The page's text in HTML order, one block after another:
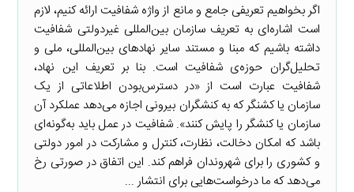
اگر بخواهیم تعریفی جامع و مانع از واژه شفافیت ارائه کنیم، لازم
است اشاره‌ای به تعریف سازمان بین‌المللی غیردولتی شفافیت
داشته باشیم که مبنا و مستند سایر نهادهای بین‌المللی، ملی و
تحلیل‌گران حوزه‌ی شفافیت است. بنا بر تعریف این نهاد،
شفافیت عبارت است از «در دسترس‌بودن اطلاعاتی از یک
سازمان یا کشنگر که به کنشگران بیرونی اجازه می‌دهد عملکرد آن
سازمان یا کنشگر را پایش کنند». شفافیت در عمل باید به‌گونه‌ای
باشد که امکان دخالت، نظارت، کنترل و مشارکت در امور دولتی
و کشوری را برای شهروندان فراهم کند. این اتفاق در صورتی رخ
می‌دهد که ما درخواست‌هایی برای انتشار ...